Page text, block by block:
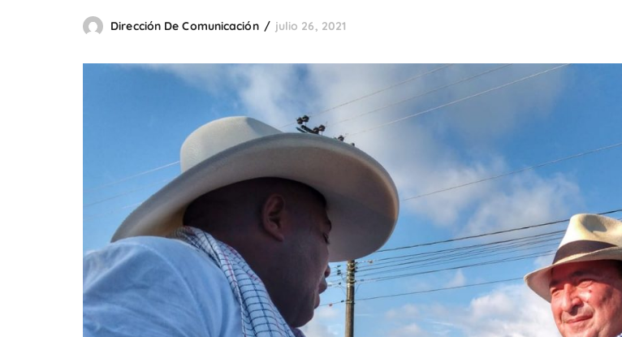
Dirección De Comunicación julio 26, 2021